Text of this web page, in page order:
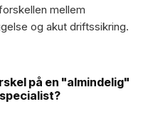
mellem
og akut driftssikring.
på en "almindelig"